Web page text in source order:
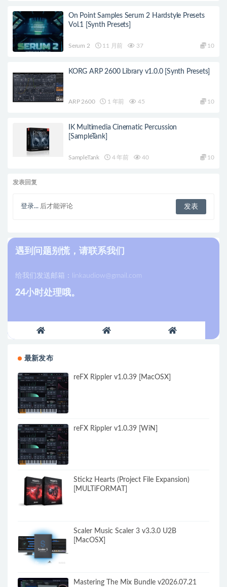
On Point Samples Serum 2 Hardstyle Presets
Vol.1 [Synth Presets]
Serum 2 11 月前 37 10
KORG ARP 2600 Library v1.0.0 [Synth Presets]
ARP 2600 1 年前 45 10
IK Multimedia Cinematic Percussion
[SampleTank]
SampleTank 4 年前 40 10
发表回复
登录... 后才能评论
遇到问题别慌，请联系我们
给我们发送邮箱： linkaudiow@gmail.com
24小时处理哦。
最新发布
reFX Rippler v1.0.39 [MacOSX]
reFX Rippler v1.0.39 [WiN]
Stickz Hearts (Project File Expansion)
[MULTiFORMAT]
Scaler Music Scaler 3 v3.3.0 U2B
[MacOSX]
Mastering The Mix Bundle v2026.07.21